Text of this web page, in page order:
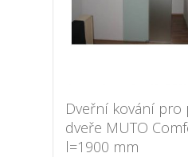
Dveřní kování pro
dveře MUTO
l=1900 mm